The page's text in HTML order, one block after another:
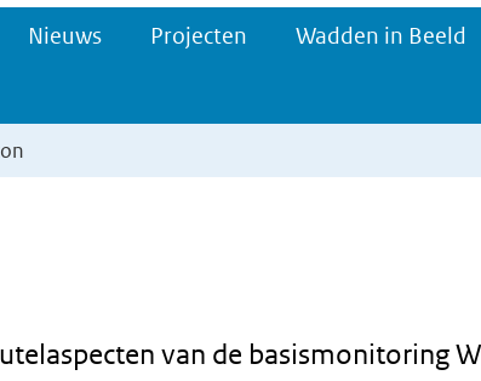
Nieuws Projecten Projecten
Uitklappen
Wadden in Beeld
van de basismonitoring